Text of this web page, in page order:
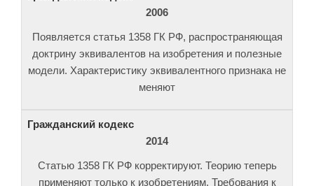
2006
Появляется статья 1358 ГК РФ, распространяющая
доктрину эквивалентов на изобретения и полезные
модели. Характеристику эквивалентного признака не
меняют
2014
Статью 1358 ГК РФ корректируют. Теорию теперь
применяют только к изобретениям. Требования к